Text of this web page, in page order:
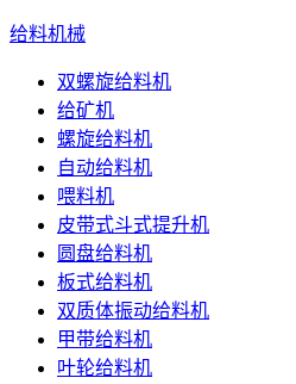
给料机械
双螺旋给料机
给矿机
螺旋给料机
自动给料机
喂料机
皮带式斗式提升机
圆盘给料机
板式给料机
双质体振动给料机
甲带给料机
叶轮给料机